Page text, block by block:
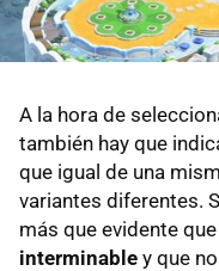
A la hora de
también hay que
que igual de una
variantes diferentes.
más que evidente que
interminable y que